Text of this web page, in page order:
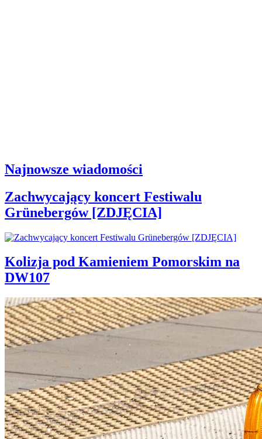
Najnowsze wiadomości
Zachwycający koncert Festiwalu
Grünebergów [ZDJĘCIA]
Kolizja pod Kamieniem Pomorskim na
DW107